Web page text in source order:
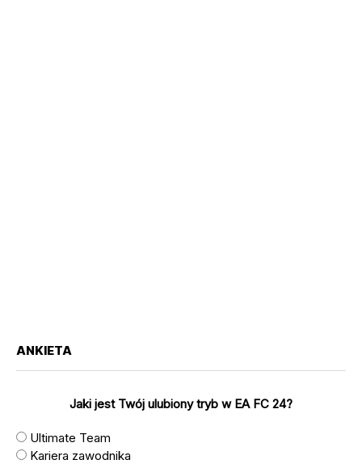
ANKIETA
Jaki jest Twój ulubiony tryb w EA FC 24?
Ultimate Team
Kariera zawodnika